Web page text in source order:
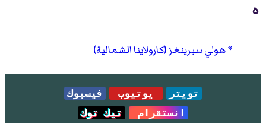
ه
هولي سبرينغز (كارولاينا الشمالية)
تويتر يوتيوب
فيسبوك
انستقرام
تيك توك